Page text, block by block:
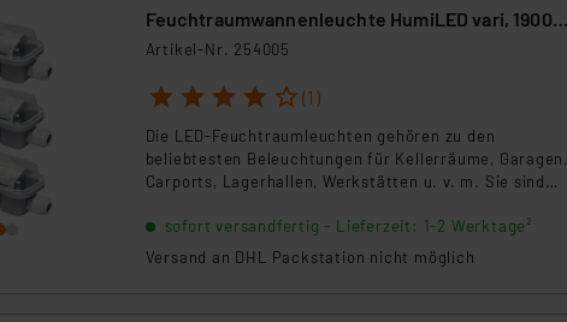
Feuchtraumwannenleuchte HumiLED vari, 1900
lm, 4000 K, IP65, 120 cm
Artikel-Nr. 254005
1 2 3 4 5 (1)
Die LED-Feuchtraumleuchten gehören zu den
beliebtesten Beleuchtungen für Kellerräume, Garagen,
Carports, Lagerhallen, Werkstätten u. v. m. Sie sind
(IP65) und langlebigem Kunststoffgehäuse, äußerst
strapazierfähig und haben damit gegenüber
Feuchtraumleuchten mit herkömmlichen
sofort versandfertig - Lieferzeit: 1-2 Werktage²
Versand an DHL Packstation nicht möglich